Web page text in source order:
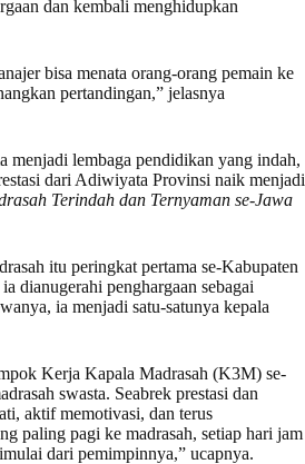
dan kembali menghidupkan
bisa menata orang-orang pemain ke
pertandingan,” jelasnya
menjadi lembaga pendidikan yang indah,
dari Adiwiyata Provinsi naik menjadi
Terindah dan Ternyaman se-Jawa
itu peringkat pertama se-Kabupaten
dianugerahi penghargaan sebagai
ia menjadi satu-satunya kepala
Kerja Kapala Madrasah (K3M) se-
swasta. Seabrek prestasi dan
aktif memotivasi, dan terus
paling pagi ke madrasah, setiap hari jam
dari pemimpinnya,” ucapnya.